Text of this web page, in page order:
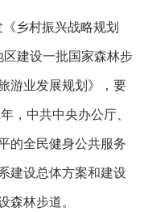
乡村振兴战略规划
建设一批国家森林步
游业发展规划》，要
，中共中央办公厅、
的全民健身公共服务
建设总体方案和建设
林步道。